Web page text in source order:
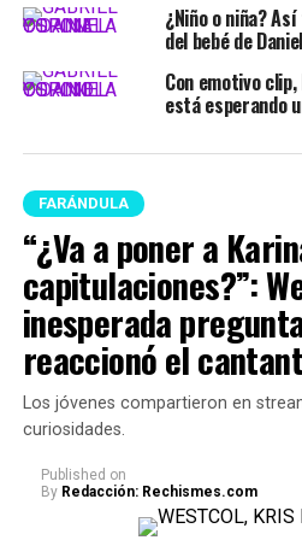
¿Niño o niña?
del bebé de
Con emotivo
está esperando
FARÁNDULA
“¿Va a poner a
capitulaciones?”:
inesperada
reaccionó el
Los jóvenes compartieron en
curiosidades.
Published on
By Redacción: Rechismes.com